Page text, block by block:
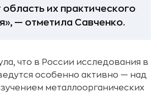
их практического
— отметила Савченко.
что в России исследования в
особенно активно — над
металлоорганических